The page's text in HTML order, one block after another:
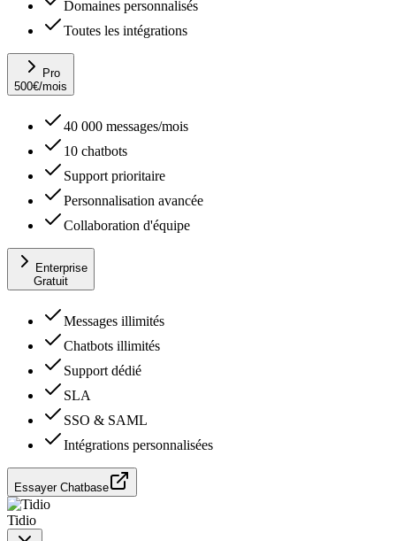
Domaines personnalisés
Toutes les intégrations
Pro
500€/mois
40 000 messages/mois
10 chatbots
Support prioritaire
Personnalisation avancée
Collaboration d'équipe
Enterprise
Gratuit
Messages illimités
Chatbots illimités
Support dédié
SLA
SSO & SAML
Intégrations personnalisées
Essayer Chatbase
Tidio